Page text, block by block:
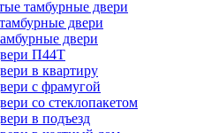
тамбурные двери
двери
двери
П44Т
в квартиру
с фрамугой
со стеклопакетом
в подъезд